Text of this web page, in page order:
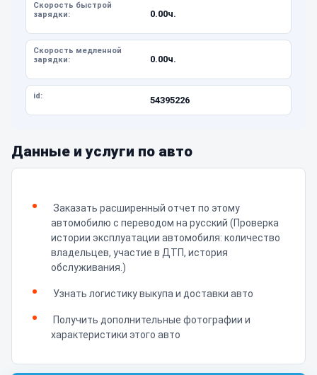
Скорость быстрой
зарядки:
0.00ч.
Скорость медленной
зарядки:
0.00ч.
id: 54395226
Данные и услуги по авто
Заказать расширенный отчет по этому
автомобилю с переводом на русский (Проверка
истории эксплуатации автомобиля: количество
владельцев, участие в ДТП, история
обслуживания.)
Узнать логистику выкупа и доставки авто
Получить дополнительные фотографии и
характеристики этого авто